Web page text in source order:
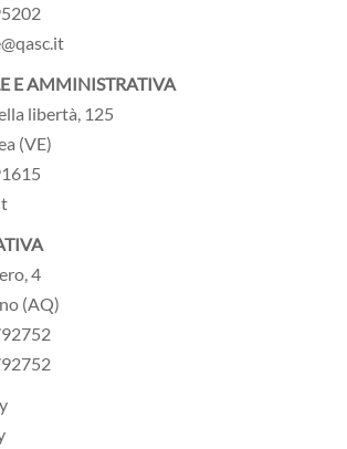
E AMMINISTRATIVA
libertà, 125
(VE)
4
(AQ)